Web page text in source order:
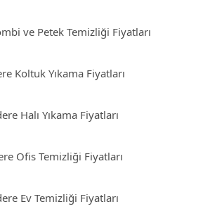
ve Petek Temizliği Fiyatları
Koltuk Yıkama Fiyatları
Halı Yıkama Fiyatları
Ofis Temizliği Fiyatları
Ev Temizliği Fiyatları